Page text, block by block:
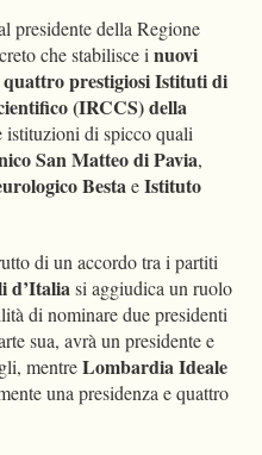
presidente della Regione
che stabilisce inuovi
quattro prestigiosi Istituti di
(IRCCS) della
istituzioni di spicco quali
San Matteo di Pavia,
BestaeIstituto
di un accordo tra i partiti
d’Italiasi aggiudica un ruolo
di nominare due presidenti
sua, avrà un presidente e
mentreLombardia Ideale
una presidenza e quattro